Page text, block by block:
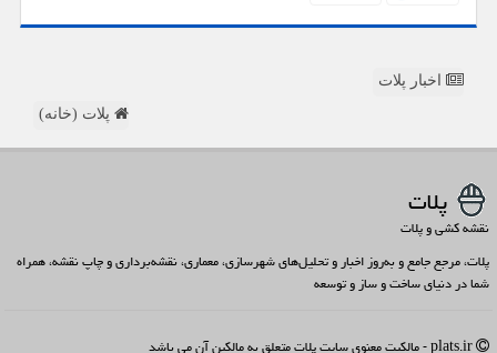
اخبار پلات
پلات (خانه)
پلات
نقشه کشی و پلات
پلات، مرجع جامع و به‌روز اخبار و تحلیل‌های شهرسازی، معماری، نقشه‌برداری و چاپ نقشه، همراه
شما در دنیای ساخت و ساز و توسعه